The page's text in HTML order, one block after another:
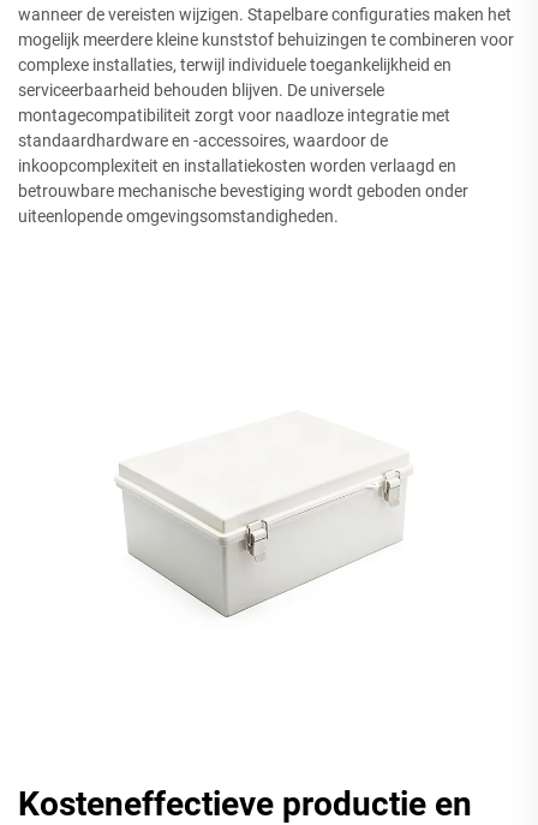
wanneer de vereisten wijzigen. Stapelbare configuraties maken het
mogelijk meerdere kleine kunststof behuizingen te combineren voor
complexe installaties, terwijl individuele toegankelijkheid en
serviceerbaarheid behouden blijven. De universele
montagecompatibiliteit zorgt voor naadloze integratie met
standaardhardware en -accessoires, waardoor de
inkoopcomplexiteit en installatiekosten worden verlaagd en
betrouwbare mechanische bevestiging wordt geboden onder
uiteenlopende omgevingsomstandigheden.
Kosteneffectieve productie en